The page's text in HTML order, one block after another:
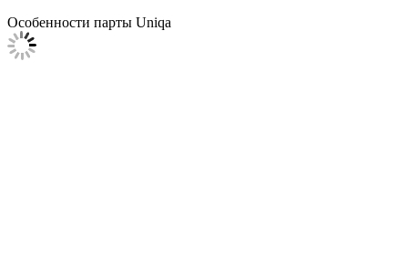
Особенности парты Uniqa